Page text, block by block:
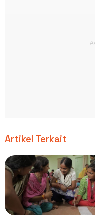
Artikel Terkait